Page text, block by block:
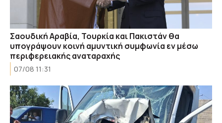
Σαουδική Αραβία, Τουρκία και Πακιστάν θα
υπογράψουν κοινή αμυντική συμφωνία εν μέσω
περιφερειακής αναταραχής
07/08 11:31